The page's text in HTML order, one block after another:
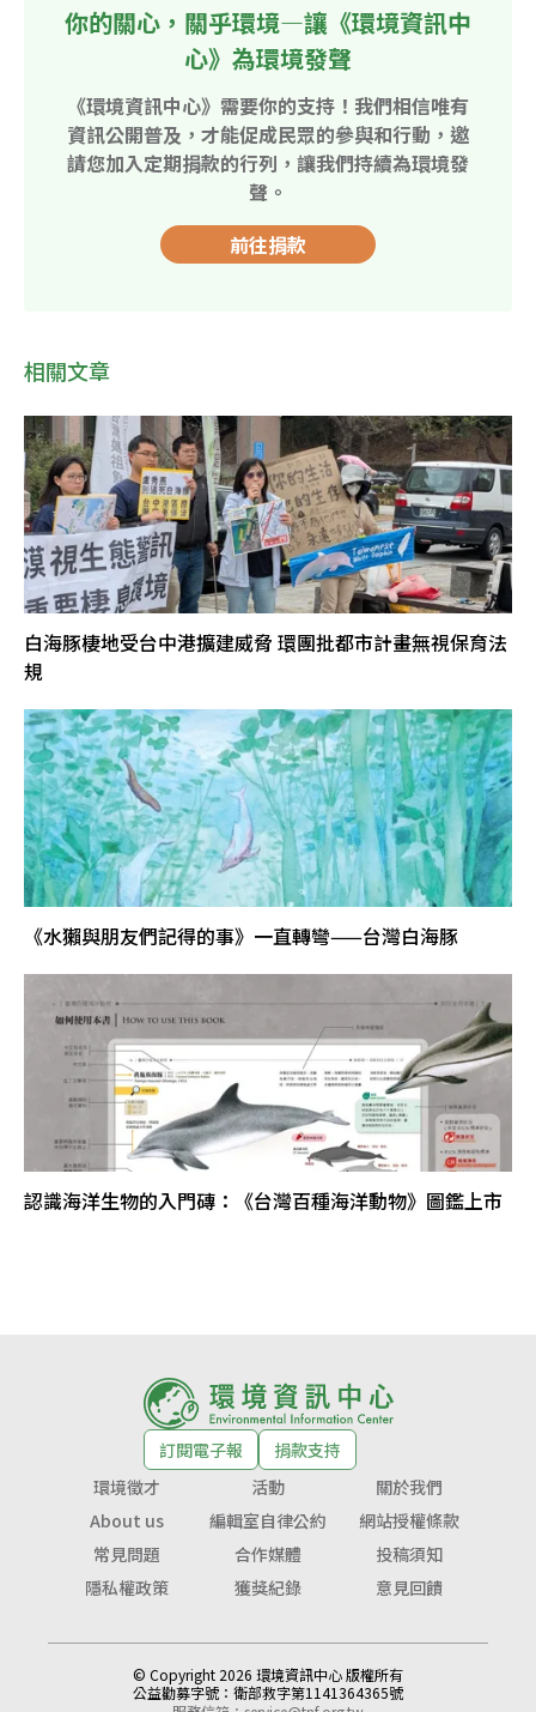
你的關心，關乎環境—讓《環境資訊中
心》為環境發聲
《環境資訊中心》需要你的支持！我們相信唯有
資訊公開普及，才能促成民眾的參與和行動，邀
請您加入定期捐款的行列，讓我們持續為環境發
聲。
前往捐款
相關文章
白海豚棲地受台中港擴建威脅 環團批都市計畫無視保育法
規
《水獺與朋友們記得的事》一直轉彎——台灣白海豚
認識海洋生物的入門磚：《台灣百種海洋動物》圖鑑上市
訂閱電子報
捐款支持
環境徵才
活動
關於我們
About us
編輯室自律公約
網站授權條款
常見問題
合作媒體
投稿須知
隱私權政策
獲獎紀錄 意見回饋
© Copyright 2026 環境資訊中心 版權所有
公益勸募字號： 衛部救字第1141364365號